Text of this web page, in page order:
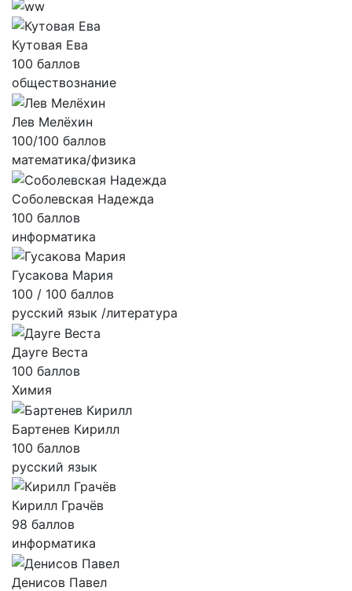
Кутовая Ева
100 баллов
обществознание
Лев Мелёхин
100/100 баллов
математика/физика
Соболевская Надежда
100 баллов
информатика
Гусакова Мария
100 / 100 баллов
русский язык /литература
Дауге Веста
100 баллов
Химия
Бартенев Кирилл
100 баллов
русский язык
Кирилл Грачёв
98 баллов
информатика
Денисов Павел